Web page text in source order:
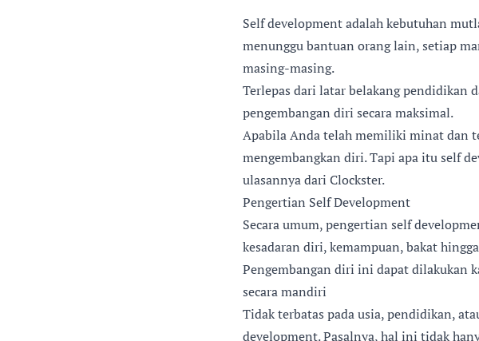
Self development adalah kebutuhan
menunggu bantuan orang lain, setiap
masing-masing.
Terlepas dari latar belakang pendidikan
pengembangan diri secara maksimal.
Apabila Anda telah memiliki minat dan
mengembangkan diri. Tapi apa itu self
ulasannya dari Clockster.
Pengertian Self Development
Secara umum, pengertian self
kesadaran diri, kemampuan, bakat
Pengembangan diri ini dapat dilakukan
secara mandiri
Tidak terbatas pada usia, pendidikan,
development. Pasalnya, hal ini tidak